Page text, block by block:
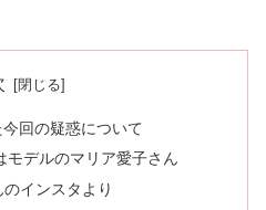
回の疑惑について
モデルのマリア愛子さん
インスタより